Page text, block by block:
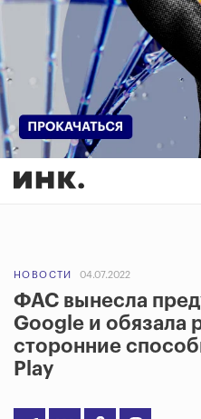
НОВОСТИ 04.07.2022
ФАС вынесла
Google и обязала
сторонние
Play